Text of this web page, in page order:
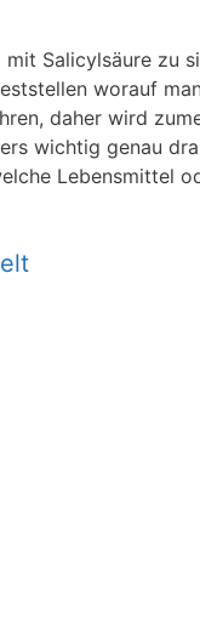
Salicylsäure zu
worauf
daher wird
wichtig genau
Lebensmittel